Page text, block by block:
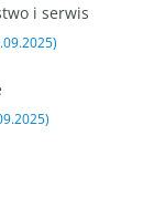
i serwis